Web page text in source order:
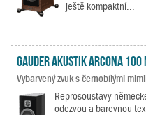
ještě kompaktní...
Gauder Akustik Arcona 100
Vybarvený zvuk s černobílými
Reprosoustavy
odezvou a barevnou